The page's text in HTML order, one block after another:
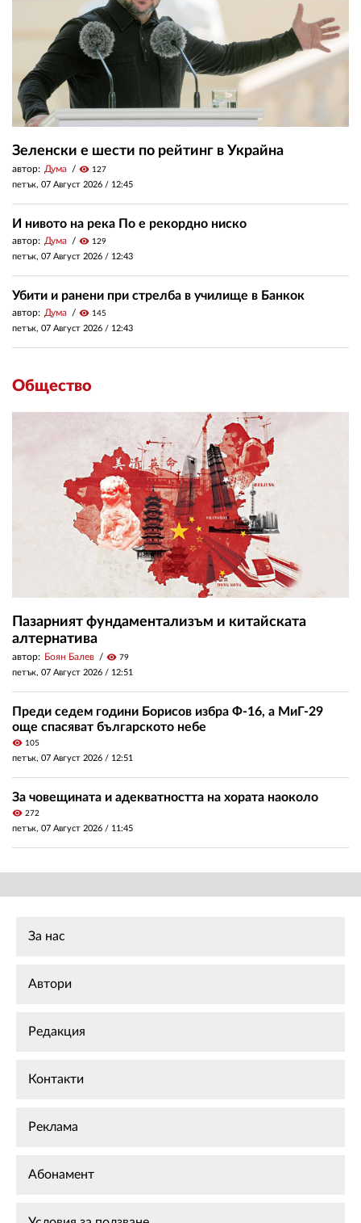
Зеленски е шести по рейтинг в Украйна
автор: Дума visibility 127
петък, 07 Август 2026 / 12:45
И нивото на река По е рекордно ниско
автор: Дума visibility 129
петък, 07 Август 2026 / 12:43
Убити и ранени при стрелба в училище в Банкок
автор: Дума visibility 145
петък, 07 Август 2026 / 12:43
Общество
Пазарният фундаментализъм и китайската
алтернатива
автор: Боян Балев visibility 79
петък, 07 Август 2026 / 12:51
Преди седем години Борисов избра Ф-16, а МиГ-29
още спасяват българското небе
visibility 105
петък, 07 Август 2026 / 12:51
За човещината и адекватността на хората наоколо
visibility 272
петък, 07 Август 2026 / 11:45
За нас
Автори
Редакция
Контакти
Реклама
Абонамент